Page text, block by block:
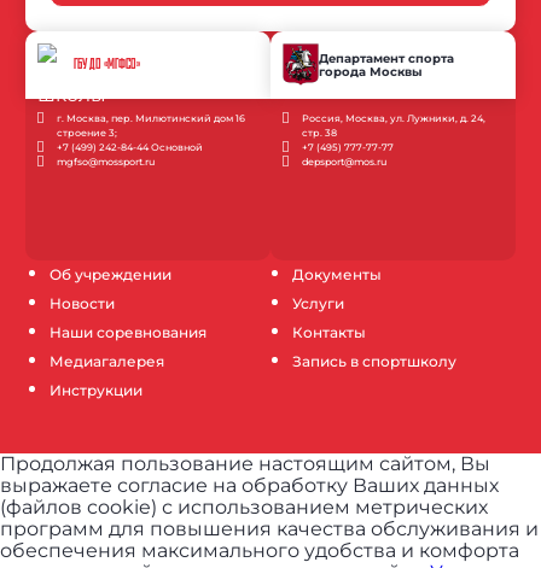
Об учреждении
Новости
Наши соревнования
Медиагалерея
Инструкции
Документы
Услуги
Контакты
Запись в спортшколу
ГБУ ДО «МГФСО»
г. Москва, пер. Милютинский дом 16
строение 3;
+7 (499) 242-84-44 Основной
mgfso@mossport.ru
Департамент спорта
города Москвы
Россия, Москва, ул. Лужники, д. 24,
стр. 38
+7 (495) 777-77-77
depsport@mos.ru
Продолжая пользование настоящим сайтом, Вы
выражаете согласие на обработку Ваших данных
(файлов cookie) с использованием метрических
программ для повышения качества обслуживания и
обеспечения максимального удобства и комфорта